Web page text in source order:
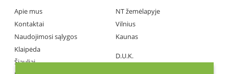
Apie mus
Kontaktai
Naudojimosi sąlygos
NT žemėlapyje
Vilnius
Kaunas
Klaipėda
Šiauliai
D.U.K.